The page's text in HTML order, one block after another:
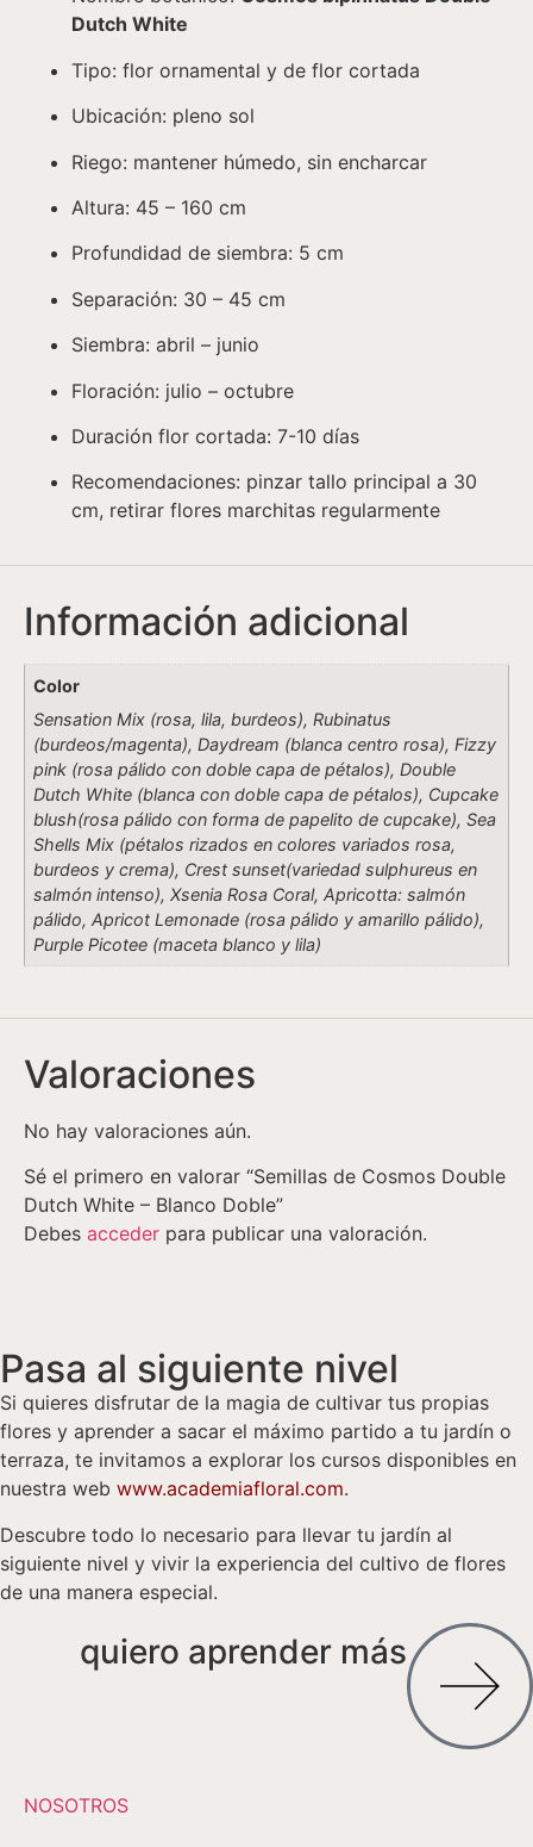
Dutch White
Tipo: flor ornamental y de flor cortada
Ubicación: pleno sol
Riego: mantener húmedo, sin encharcar
Altura: 45 – 160 cm
Profundidad de siembra: 5 cm
Separación: 30 – 45 cm
Siembra: abril – junio
Floración: julio – octubre
Duración flor cortada: 7-10 días
Recomendaciones: pinzar tallo principal a 30
cm, retirar flores marchitas regularmente
Información adicional
Color
Sensation Mix (rosa, lila, burdeos), Rubinatus
(burdeos/magenta), Daydream (blanca centro rosa), Fizzy
pink (rosa pálido con doble capa de pétalos), Double
Dutch White (blanca con doble capa de pétalos), Cupcake
blush(rosa pálido con forma de papelito de cupcake), Sea
Shells Mix (pétalos rizados en colores variados rosa,
burdeos y crema), Crest sunset(variedad sulphureus en
salmón intenso), Xsenia Rosa Coral, Apricotta: salmón
pálido, Apricot Lemonade (rosa pálido y amarillo pálido),
Purple Picotee (maceta blanco y lila)
Valoraciones
No hay valoraciones aún.
Sé el primero en valorar “Semillas de Cosmos Double
Dutch White – Blanco Doble”
Debes acceder para publicar una valoración.
Pasa al siguiente nivel
Si quieres disfrutar de la magia de cultivar tus propias
flores y aprender a sacar el máximo partido a tu jardín o
terraza, te invitamos a explorar los cursos disponibles en
nuestra web www.academiafloral.com.
Descubre todo lo necesario para llevar tu jardín al
siguiente nivel y vivir la experiencia del cultivo de flores
de una manera especial.
quiero aprender más
NOSOTROS